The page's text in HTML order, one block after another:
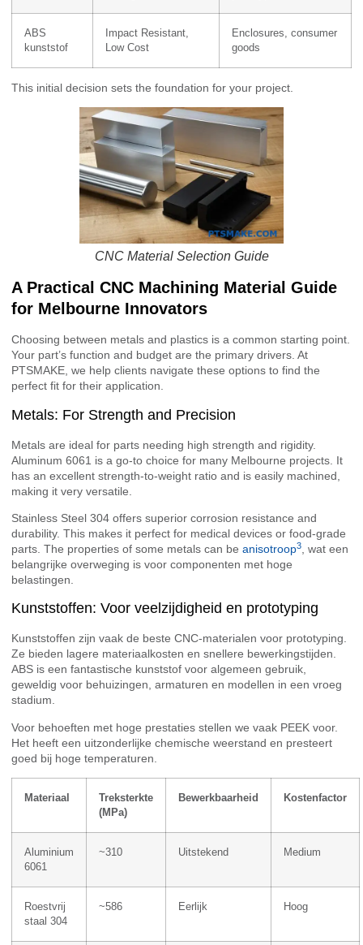
ABS
kunststof
Impact Resistant,
Low Cost
Enclosures, consumer
goods
This initial decision sets the foundation for your project.
CNC Material Selection Guide
A Practical CNC Machining Material Guide
for Melbourne Innovators
Choosing between metals and plastics is a common starting point.
Your part’s function and budget are the primary drivers. At
PTSMAKE, we help clients navigate these options to find the
perfect fit for their application.
Metals: For Strength and Precision
Metals are ideal for parts needing high strength and rigidity.
Aluminum 6061 is a go-to choice for many Melbourne projects. It
has an excellent strength-to-weight ratio and is easily machined,
making it very versatile.
Stainless Steel 304 offers superior corrosion resistance and
durability. This makes it perfect for medical devices or food-grade
parts. The properties of some metals can be anisotroop3
, wat een
belangrijke overweging is voor componenten met hoge
belastingen.
Kunststoffen: Voor veelzijdigheid en prototyping
Kunststoffen zijn vaak de beste CNC-materialen voor prototyping.
Ze bieden lagere materiaalkosten en snellere bewerkingstijden.
ABS is een fantastische kunststof voor algemeen gebruik,
geweldig voor behuizingen, armaturen en modellen in een vroeg
stadium.
Voor behoeften met hoge prestaties stellen we vaak PEEK voor.
Het heeft een uitzonderlijke chemische weerstand en presteert
goed bij hoge temperaturen.
Materiaal
Treksterkte
(MPa)
Bewerkbaarheid Kostenfactor
Aluminium
6061
~310 Uitstekend Medium
Roestvrij
staal 304
~586 Eerlijk Hoog